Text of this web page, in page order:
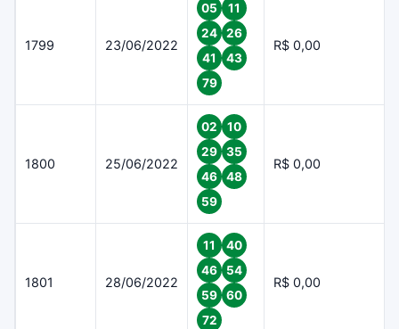
1799 23/06/2022
05
11
24
26
41
43
79
R$ 0,00
1800 25/06/2022
02
10
29
35
46
48
59
R$ 0,00
1801 28/06/2022
11
40
46
54
59
60
72
R$ 0,00